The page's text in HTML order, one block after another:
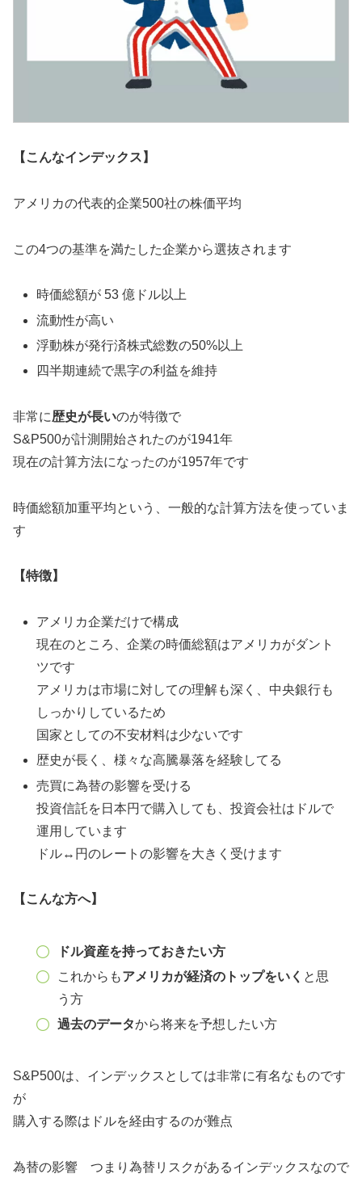
【こんなインデックス】
アメリカの代表的企業500社の株価平均
この4つの基準を満たした企業から選抜されます
時価総額が 53 億ドル以上
流動性が高い
浮動株が発行済株式総数の50%以上
四半期連続で黒字の利益を維持
非常に歴史が長いのが特徴で
S&P500が計測開始されたのが1941年
現在の計算方法になったのが1957年です
時価総額加重平均という、一般的な計算方法を使っていま
す
【特徴】
アメリカ企業だけで構成
現在のところ、企業の時価総額はアメリカがダント
ツです
アメリカは市場に対しての理解も深く、中央銀行も
しっかりしているため
国家としての不安材料は少ないです
歴史が長く、様々な高騰暴落を経験してる
売買に為替の影響を受ける
投資信託を日本円で購入しても、投資会社はドルで
運用しています
ドル↔︎円のレートの影響を大きく受けます
【こんな方へ】
ドル資産を持っておきたい方
これからもアメリカが経済のトップをいく と思
う方
過去のデータから将来を予想したい方
S&P500は、インデックスとしては非常に有名なものです
が
購入する際はドルを経由するのが難点
為替の影響 つまり為替リスクがあるインデックスなので